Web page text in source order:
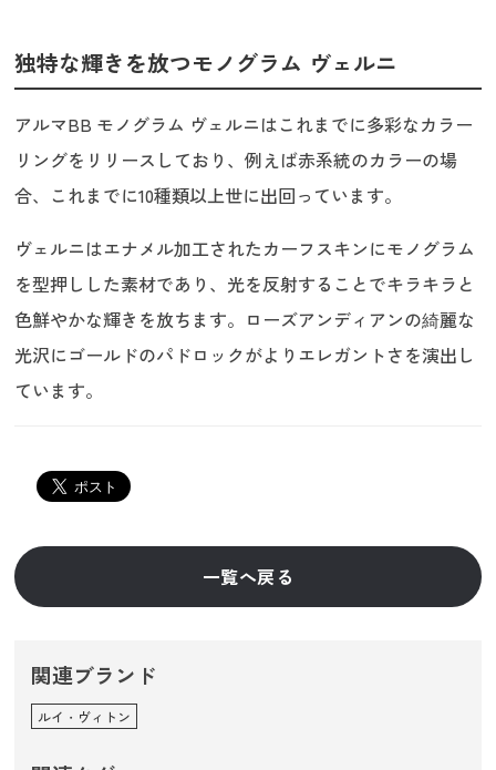
独特な輝きを放つモノグラム ヴェルニ
アルマBB モノグラム ヴェルニはこれまでに多彩なカラー
リングをリリースしており、例えば赤系統のカラーの場
合、これまでに10種類以上世に出回っています。
ヴェルニはエナメル加工されたカーフスキンにモノグラム
を型押しした素材であり、光を反射することでキラキラと
色鮮やかな輝きを放ちます。ローズアンディアンの綺麗な
光沢にゴールドのパドロックがよりエレガントさを演出し
ています。
一覧へ戻る
関連ブランド
ルイ・ヴィトン